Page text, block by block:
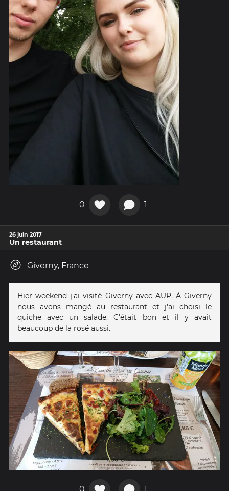
0 1
26 juin 2017
Un restaurant
Giverny, France
Hier weekend j'ai visité Giverny avec AUP. À Giverny
nous avons mangé au restaurant et j'ai choisi le
quiche avec un salade. C'était bon et il y avait
beaucoup de la rosé aussi.